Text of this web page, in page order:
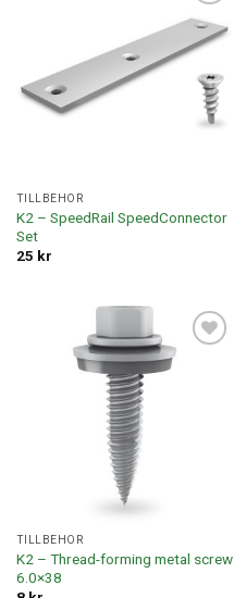
Lägg till i
offertlista
TILLBEHÖR
K2 – SpeedRail SpeedConnector
Set
25 kr
Lägg till i
offertlista
TILLBEHÖR
K2 – Thread-forming metal screw
6.0×38